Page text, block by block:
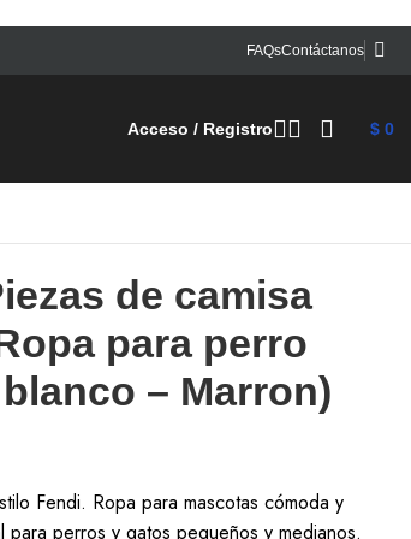
FAQsContáctanos
Acceso / Registro $ 0
de camisa
para perro
– Marron)
Fendi. Ropa para mascotas cómoda y
perros y gatos pequeños y medianos.